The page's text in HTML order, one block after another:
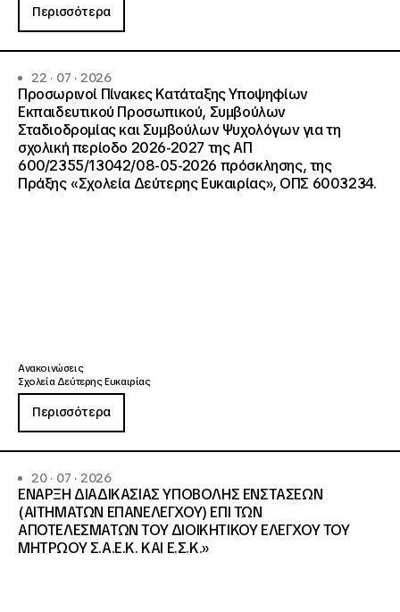
Περισσότερα
22 · 07 · 2026
Προσωρινοί Πίνακες Κατάταξης Υποψηφίων
Εκπαιδευτικού Προσωπικού, Συμβούλων
Σταδιοδρομίας και Συμβούλων Ψυχολόγων για τη
σχολική περίοδο 2026-2027 της ΑΠ
600/2355/13042/08-05-2026 πρόσκλησης, της
Πράξης «Σχολεία Δεύτερης Ευκαιρίας», ΟΠΣ 6003234.
Ανακοινώσεις
Σχολεία Δεύτερης Ευκαιρίας
Περισσότερα
20 · 07 · 2026
ΕΝΑΡΞΗ ΔΙΑΔΙΚΑΣΙΑΣ ΥΠΟΒΟΛΗΣ ΕΝΣΤΑΣΕΩΝ
(ΑΙΤΗΜΑΤΩΝ ΕΠΑΝΕΛΕΓΧΟΥ) ΕΠΙ ΤΩΝ
ΑΠΟΤΕΛΕΣΜΑΤΩΝ ΤΟΥ ΔΙΟΙΚΗΤΙΚΟΥ ΕΛΕΓΧΟΥ ΤΟΥ
ΜΗΤΡΩΟΥ Σ.Α.Ε.Κ. ΚΑΙ Ε.Σ.Κ.»